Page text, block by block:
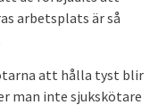
arbetsplats är så
att hålla tyst blir
man inte sjukskötare